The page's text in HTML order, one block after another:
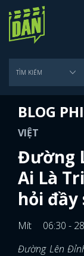
BLOG
VIỆT
Đường
Ai Là
hỏi đầy
Mít
06:30 -
Đường Lên